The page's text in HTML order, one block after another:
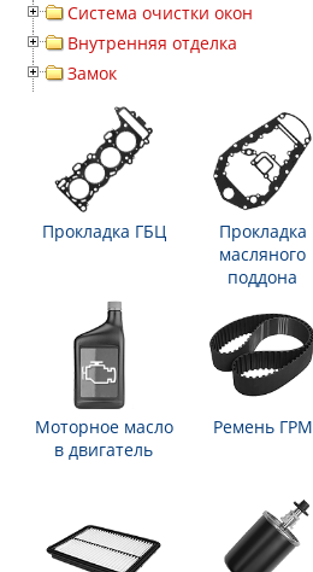
Система очистки окон
Внутренняя отделка
Замок
Прокладка ГБЦ
Прокладка
масляного
поддона
Моторное масло
в двигатель
Ремень ГРМ